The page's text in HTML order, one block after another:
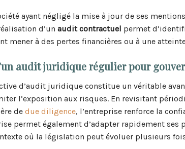
ayant négligé la mise à jour de ses
d’un audit contractuel permet
mener à des pertes financières ou à une
audit juridique régulier pour
d’audit juridique constitue un véritable
l’exposition aux risques. En revisitant
de due diligence, l’entreprise renforce la
permet également d’adapter rapidement
où la législation peut évoluer plusieurs fois